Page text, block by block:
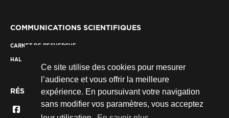
Ce site utilise des cookies pour mesurer
l’audience et vous offrir la meilleure
expérience. En poursuivant votre navigation
sans modifier vos paramètres, vous acceptez
COMMUNICATIONS SCIENTIFIQUES
CARNET DE RECHERCHE
HAL
RÉSEAUX SOCIAUX